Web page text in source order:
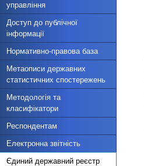
управління
Доступ до публічної
інформації
Нормативно-правова база
Метаописи державних
статистичних спостережень
Методологія та
класифікатори
Респондентам
Електронна звітність
Єдиний державний реєстр